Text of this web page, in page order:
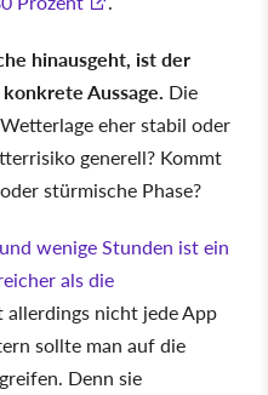
hinausgeht, ist der
Aussage. Die
eher stabil oder
generell? Kommt
stürmische Phase?
wenige Stunden ist ein
als die
allerdings nicht jede App
sollte man auf die
Denn sie